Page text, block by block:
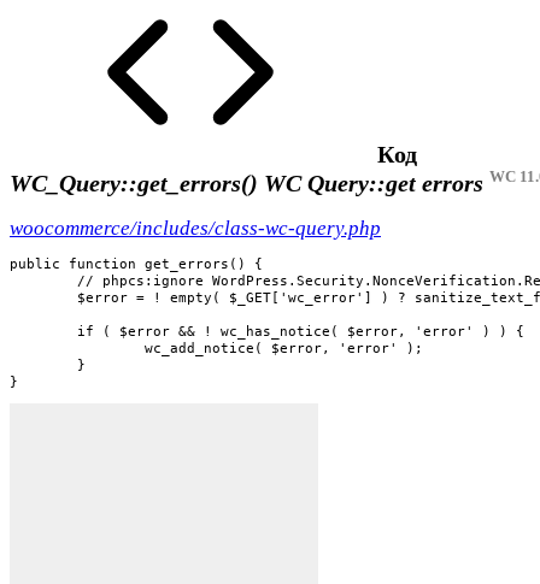
Код
WC_Query::get_errors() WC Query::get errors WC
woocommerce/includes/class-wc-query.php
public function get_errors() {
}